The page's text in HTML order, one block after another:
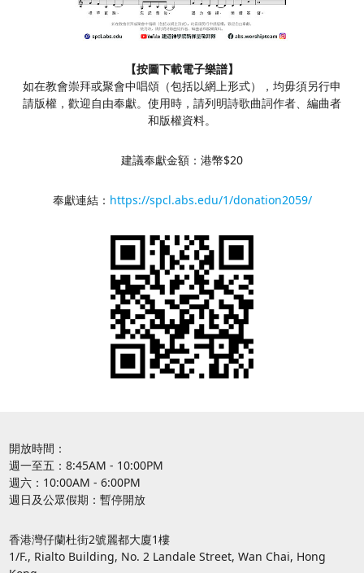
【按圖下載電子樂譜】
如在教會崇拜或聚會中唱頌（包括以網上形式），均毋須另行申
請版權，歡迎自由奉獻。使用時，請列明詩歌曲詞作者、編曲者
和版權資料。
建議奉獻金額：港幣$20
奉獻連結： https://spcl.abs.edu/1/donation2059/
開放時間：
週一至五：8:45AM - 10:00PM
週六：10:00AM - 6:00PM
週日及公眾假期：暫停開放
香港灣仔蘭杜街2號麗都大廈1樓
1/F., Rialto Building, No. 2 Landale Street, Wan Chai, Hong